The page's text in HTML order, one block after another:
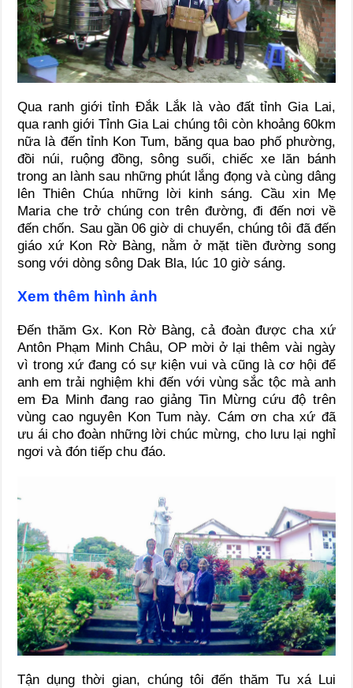
Qua ranh giới tỉnh Đắk Lắk là vào đất tỉnh Gia Lai,
qua ranh giới Tỉnh Gia Lai chúng tôi còn khoảng 60km
nữa là đến tỉnh Kon Tum, băng qua bao phố phường,
đồi núi, ruộng đồng, sông suối, chiếc xe lăn bánh
trong an lành sau những phút lắng đọng và cùng dâng
lên Thiên Chúa những lời kinh sáng. Cầu xin Mẹ
Maria che trở chúng con trên đường, đi đến nơi về
đến chốn. Sau gần 06 giờ di chuyển, chúng tôi đã đến
giáo xứ Kon Rờ Bàng, nằm ở mặt tiền đường song
song với dòng sông Dak Bla, lúc 10 giờ sáng.
Xem thêm hình ảnh
Đến thăm Gx. Kon Rờ Bàng, cả đoàn được cha xứ
Antôn Phạm Minh Châu, OP mời ở lại thêm vài ngày
vì trong xứ đang có sự kiện vui và cũng là cơ hội để
anh em trải nghiệm khi đến với vùng sắc tộc mà anh
em Đa Minh đang rao giảng Tin Mừng cứu độ trên
vùng cao nguyên Kon Tum này. Cám ơn cha xứ đã
ưu ái cho đoàn những lời chúc mừng, cho lưu lại nghỉ
ngơi và đón tiếp chu đáo.
Tận dụng thời gian, chúng tôi đến thăm Tu xá Lui